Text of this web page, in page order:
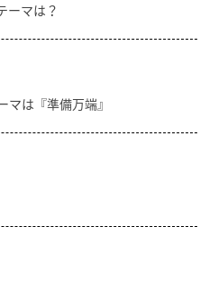
ーマは？
マは『準備万端』